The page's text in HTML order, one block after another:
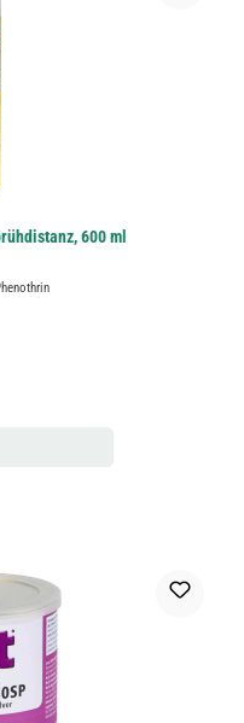
600 ml